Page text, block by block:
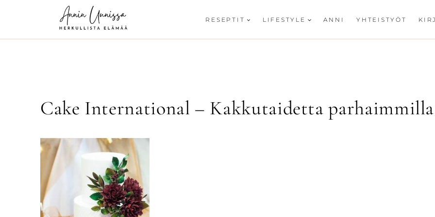
RESEPTIT LIFESTYLE ANNI YHTEISTYÖT
Cake International – Kakkutaidetta